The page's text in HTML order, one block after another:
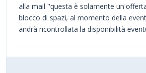
alla mail "questa è solamente
blocco di spazi, al momento della
andrà ricontrollata la disponibilità